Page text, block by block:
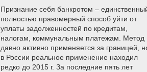
Признание себя банкротом –
полностью правомерный способ уйти от
уплаты задолженностей по кредитам,
налогам, коммунальным платежам. Метод
давно активно применяется за границей,
в России реальное применение находил
редко до 2015 г. За последние пять лет